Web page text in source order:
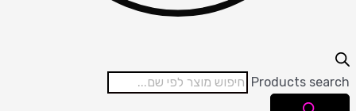
Products search